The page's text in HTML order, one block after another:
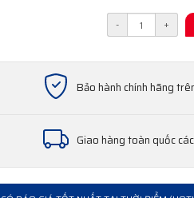
- +
Bảo hành chính hãng
Giao hàng toàn quốc